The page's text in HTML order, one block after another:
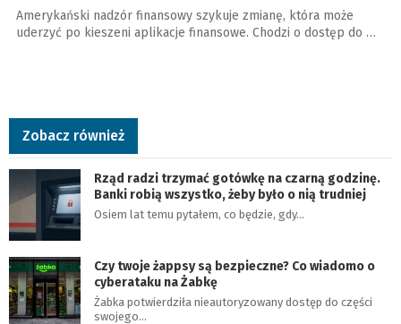
Amerykański nadzór finansowy szykuje zmianę, która może
uderzyć po kieszeni aplikacje finansowe. Chodzi o dostęp do …
Zobacz również
Rząd radzi trzymać gotówkę na czarną godzinę.
Banki robią wszystko, żeby było o nią trudniej
Osiem lat temu pytałem, co będzie, gdy…
Czy twoje żappsy są bezpieczne? Co wiadomo o
cyberataku na Żabkę
Żabka potwierdziła nieautoryzowany dostęp do części
swojego…